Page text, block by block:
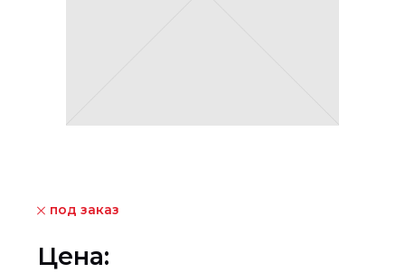
под заказ
Цена: